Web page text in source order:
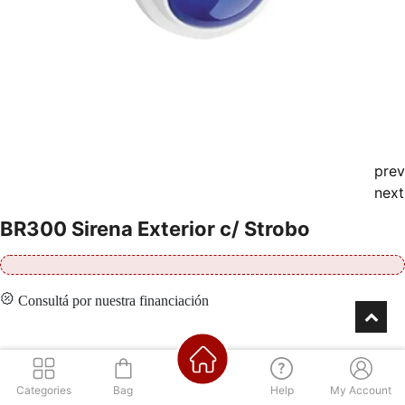
prev
next
BR300 Sirena Exterior c/ Strobo
Consultá por nuestra financiación
Contáctenos
Categories Bag Help My Account